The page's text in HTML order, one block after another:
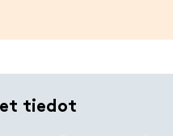
tiedot